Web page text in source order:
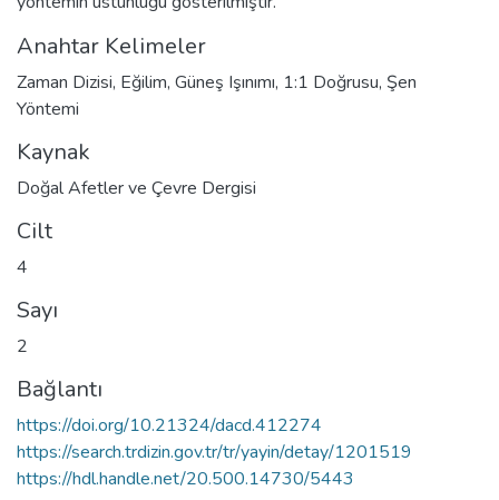
Anahtar Kelimeler
Zaman Dizisi, Eğilim, Güneş Işınımı, 1:1 Doğrusu, Şen
Yöntemi
Kaynak
Doğal Afetler ve Çevre Dergisi
Cilt
4
Sayı
2
Bağlantı
https://doi.org/10.21324/dacd.412274
https://search.trdizin.gov.tr/tr/yayin/detay/1201519
https://hdl.handle.net/20.500.14730/5443